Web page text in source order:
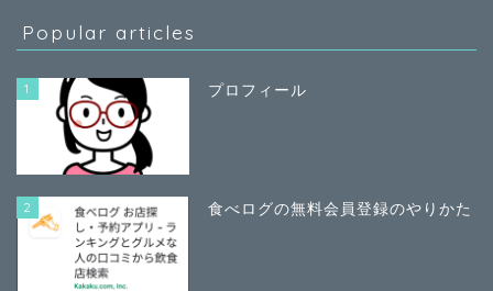
Popular articles
1 プロフィール
2 食べログの無料会員登録のやりかた